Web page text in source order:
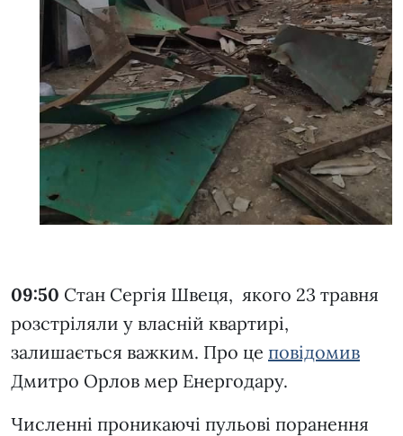
09:50 Стан Сергія Швеця, якого 23 травня
розстріляли у власній квартирі,
залишається важким. Про це повідомив
Дмитро Орлов мер Енергодару.
Численні проникаючі пульові поранення